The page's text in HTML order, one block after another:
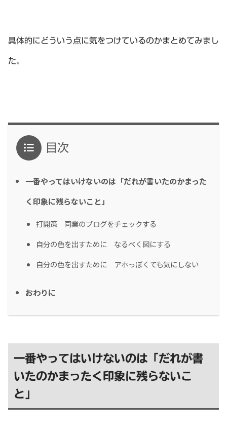
具体的にどういう点に気をつけているのかまとめてみまし
た。
目次
一番やってはいけないのは「だれが書いたのかまった
く印象に残らないこと」
打開策 同業のブログをチェックする
自分の色を出すために なるべく図にする
自分の色を出すために アホっぽくても気にしない
おわりに
一番やってはいけないのは「だれが書
いたのかまったく印象に残らないこ
と」